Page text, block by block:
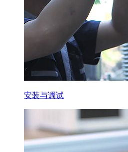
安装与调试